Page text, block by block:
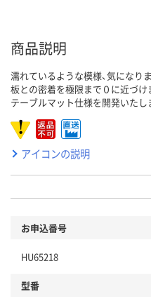
商品説明
濡れているような模様、気になり
板との密着を極限まで０に近づけ
テーブルマット仕様を開発いたし
アイコンの説明
お申込番号
HU65218
型番